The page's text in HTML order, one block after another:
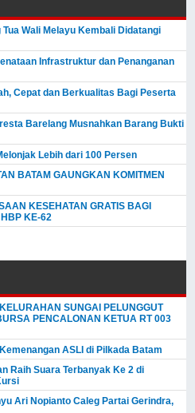
Wali Melayu Kembali Didatangi
Infrastruktur dan Penanganan
Cepat dan Berkualitas Bagi Peserta
Barelang Musnahkan Barang Bukti
Lebih dari 100 Persen
BATAM GAUNGKAN KOMITMEN
KESEHATAN GRATIS BAGI
KE-62
SUNGAI PELUNGGUT
PENCALONAN KETUA RT 003
ASLI di Pilkada Batam
Raih Suara Terbanyak Ke 2 di
Ari Nopianto Caleg Partai Gerindra,